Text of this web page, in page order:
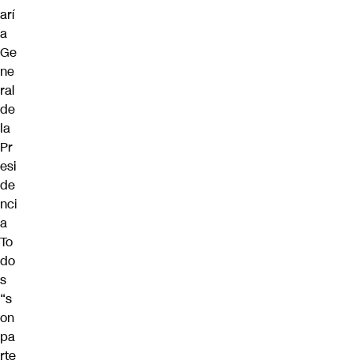
arí
a
Ge
ne
ral
de
la
Pr
esi
de
nci
a
To
do
s
“s
on
pa
rte